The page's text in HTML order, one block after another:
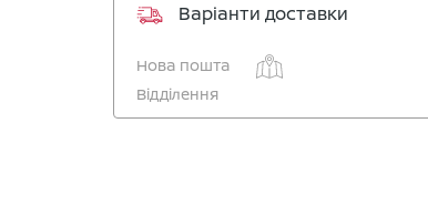
Варіанти доставки
Нова пошта
Відділення